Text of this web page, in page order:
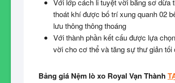
Với lớp cách li tuyệt vời bằng sơ dừa
thoát khí được bố trí xung quanh 02
lưu thông thông thoáng
Với thành phần kết cấu được lựa
vời cho cơ thể và tăng sự thư giản tối
Bảng giá Nệm lò xo Royal Vạn Thành